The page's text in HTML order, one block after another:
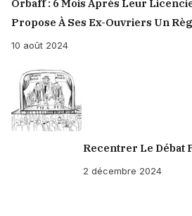
Orbaff : 6 Mois Après Leur
Propose À Ses Ex-Ouvriers Un
10 août 2024
Recentrer Le Débat
2 décembre 2024